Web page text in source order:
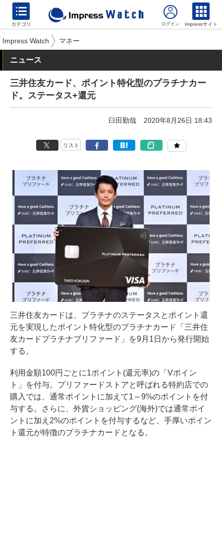
カテゴリ Impressサイト
Impress Watch マネー
ニュース
三井住友カード、ポイント特化型のプラチナカー
ド。ステータス+還元
臼田勤哉 2020年8月26日 18:43
リスト
三井住友カードは、プラチナのステータスとポイント還
元を実現したポイント特化型のプラチナカード「三井住
友カードプラチナプリファード」を9月1日から発行開始
する。
利用金額100円ごとに1ポイント(還元率)の「Vポイン
ト」を付与。プリファードストアと呼ばれる特約店での
購入では、通常ポイントに加えて1～9%のポイントを付
与する。さらに、外貨ショッピング(海外)では通常ポイ
ントに加え2%のポイントを付与するなど、手厚いポイン
ト還元が特徴のプラチナカードとなる。